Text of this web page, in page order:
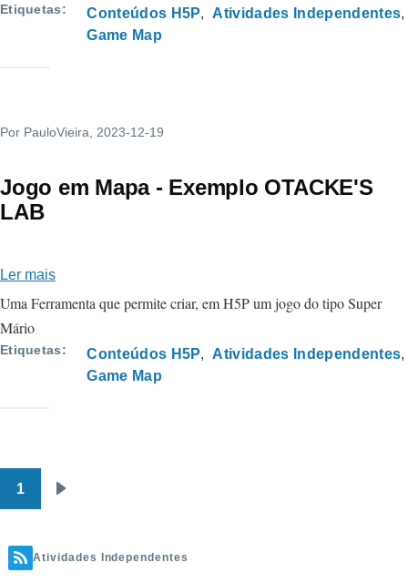
Etiquetas Conteúdos H5P
Atividades Independentes
Game Map
Por PauloVieira , 2023-12-19
Jogo em Mapa - Exemplo OTACKE'S
LAB
Ler mais
Jogo
Mapa
Uma Ferramenta que permite criar, em H5P um jogo do tipo Super
Mário
Etiquetas Conteúdos H5P
Atividades Independentes
Game Map
Paginação
1
Atividades Independentes